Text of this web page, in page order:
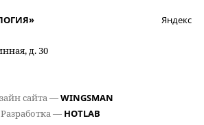
д. 30
Яндекс
сайта —WINGSMAN
Разработка — HOTLAB